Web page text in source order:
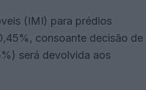
(IMI) para prédios
consoante decisão de
será devolvida aos